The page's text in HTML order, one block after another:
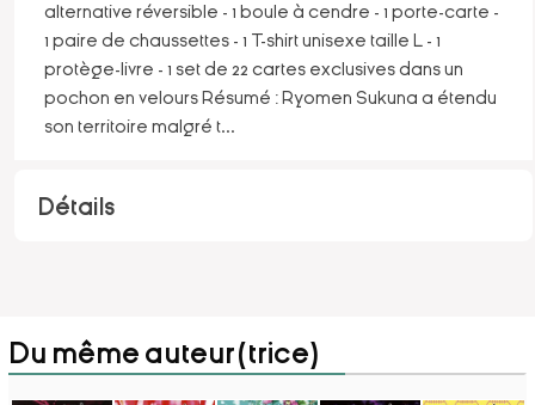
alternative réversible - 1 boule à cendre - 1 porte-carte -
1 paire de chaussettes - 1 T-shirt unisexe taille L - 1
protège-livre - 1 set de 22 cartes exclusives dans un
pochon en velours Résumé : Ryomen Sukuna a étendu
son territoire malgré t...
Détails
Du même auteur(trice)